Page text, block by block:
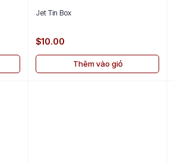
Jet Tin Box
$10.00
Thêm vào giỏ